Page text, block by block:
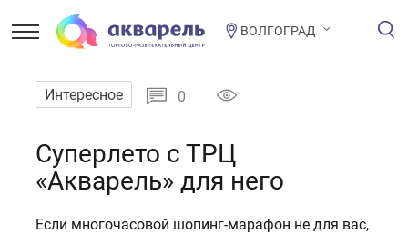
ВОЛГОГРАД
Интересное 0
Суперлето с ТРЦ
«Акварель» для него
Если многочасовой шопинг-марафон не для вас,